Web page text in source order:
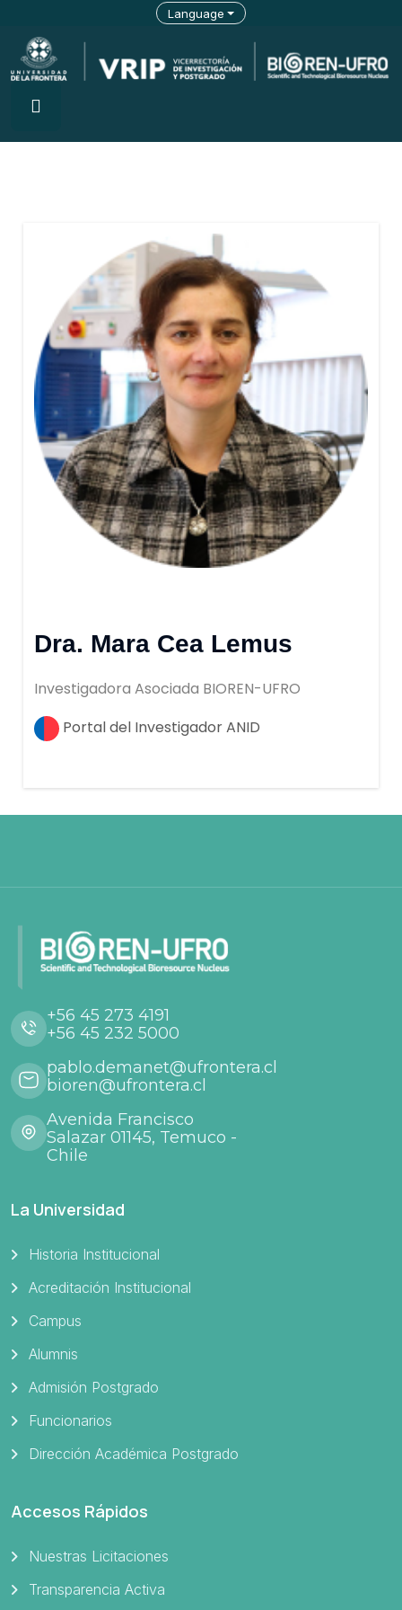
Language
Dra. Mara Cea Lemus
Investigadora Asociada BIOREN-UFRO
Portal del Investigador ANID
+56 45 273 4191
+56 45 232 5000
pablo.demanet@ufrontera.cl
bioren@ufrontera.cl
Avenida Francisco
Salazar 01145, Temuco -
Chile
La Universidad
Historia Institucional
Acreditación Institucional
Campus
Alumnis
Admisión Postgrado
Funcionarios
Dirección Académica Postgrado
Accesos Rápidos
Nuestras Licitaciones
Transparencia Activa